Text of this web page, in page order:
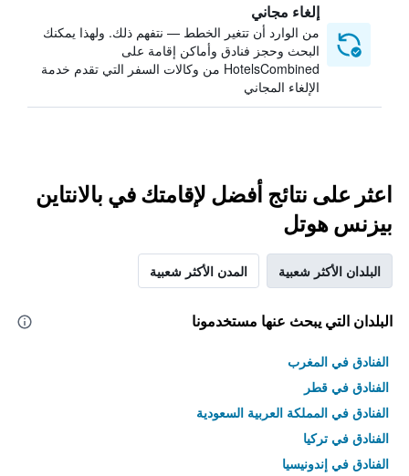
إلغاء مجاني
من الوارد أن تتغير الخطط — نتفهم ذلك. ولهذا يمكنك
البحث وحجز فنادق وأماكن إقامة على
HotelsCombined من وكالات السفر التي تقدم خدمة
الإلغاء المجاني
اعثر على نتائج أفضل لإقامتك في بالانتاين
بيزنس هوتل
البلدان الأكثر شعبية المدن الأكثر شعبية
البلدان التي يبحث عنها مستخدمونا
الفنادق في المغرب
الفنادق في قطر
الفنادق في المملكة العربية السعودية
الفنادق في تركيا
الفنادق في إندونيسيا